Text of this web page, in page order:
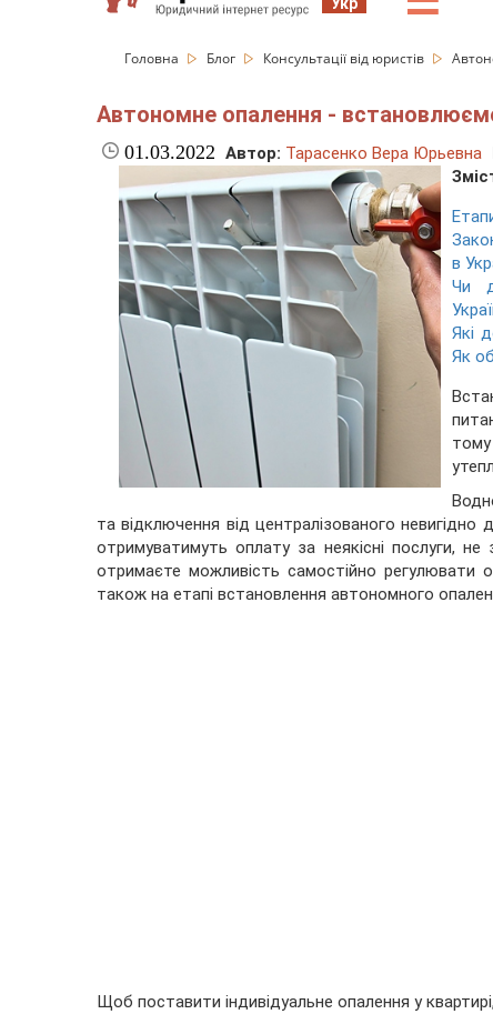
Головна Блог Консультації від юристів
Автономне опалення -
01.03.2022 Автор: Тарасенко Вера Юрьевна
в
Чи
Які
Як
та відключення від централізованого
отримуватимуть оплату за неякісні послуги,
отримаєте можливість самостійно регулювати
також на етапі встановлення автономного
Щоб поставити індивідуальне опалення у